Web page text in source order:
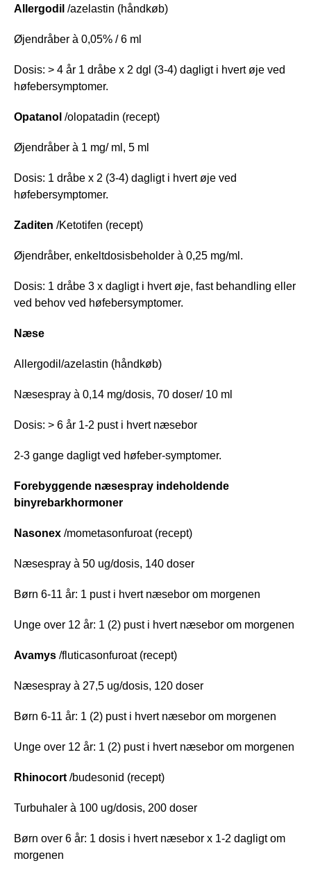
Allergodil /azelastin (håndkøb)
Øjendråber à 0,05% / 6 ml
Dosis: > 4 år 1 dråbe x 2 dgl (3-4) dagligt i hvert øje ved
høfebersymptomer.
Opatanol /olopatadin (recept)
Øjendråber à 1 mg/ ml, 5 ml
Dosis: 1 dråbe x 2 (3-4) dagligt i hvert øje ved
høfebersymptomer.
Zaditen /Ketotifen (recept)
Øjendråber, enkeltdosisbeholder à 0,25 mg/ml.
Dosis: 1 dråbe 3 x dagligt i hvert øje, fast behandling eller
ved behov ved høfebersymptomer.
Næse
Allergodil/azelastin (håndkøb)
Næsespray à 0,14 mg/dosis, 70 doser/ 10 ml
Dosis: > 6 år 1-2 pust i hvert næsebor
2-3 gange dagligt ved høfeber-symptomer.
Forebyggende næsespray indeholdende
binyrebarkhormoner
Nasonex /mometasonfuroat (recept)
Næsespray à 50 ug/dosis, 140 doser
Børn 6-11 år: 1 pust i hvert næsebor om morgenen
Unge over 12 år: 1 (2) pust i hvert næsebor om morgenen
Avamys /fluticasonfuroat (recept)
Næsespray à 27,5 ug/dosis, 120 doser
Børn 6-11 år: 1 (2) pust i hvert næsebor om morgenen
Unge over 12 år: 1 (2) pust i hvert næsebor om morgenen
Rhinocort /budesonid (recept)
Turbuhaler à 100 ug/dosis, 200 doser
Børn over 6 år: 1 dosis i hvert næsebor x 1-2 dagligt om
morgenen